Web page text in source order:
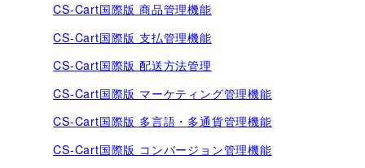
CS-Cart国際版 商品管理機能
CS-Cart国際版 支払管理機能
CS-Cart国際版 配送方法管理
CS-Cart国際版 マーケティング管理機能
CS-Cart国際版 多言語・多通貨管理機能
CS-Cart国際版 コンバージョン管理機能